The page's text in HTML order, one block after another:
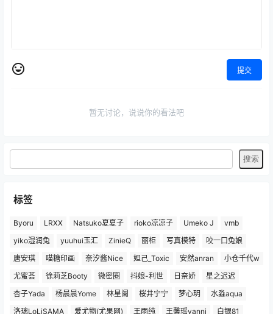
提交
暂无讨论，说说你的看法吧
标签
Byoru LRXX Natsuko夏夏子 rioko凉凉子 Umeko J
vmb
yiko湿润兔
yuuhui玉汇 ZinieQ 丽柜 写真模特
咬一口兔娘
唐安琪
喵糖印画 奈汐酱Nice 妲己_Toxic 安然anran
小仓千代w
尤蜜荟
徐莉芝Booty 微密圈 抖娘-利世 日奈娇
星之迟迟
杏子Yada
杨晨晨Yome 林星阑 桜井宁宁 梦心玥
水淼aqua
洛璃LoLiSAMA
爱尤物(尤果网) 王雨纯 王馨瑶yanni 白银81